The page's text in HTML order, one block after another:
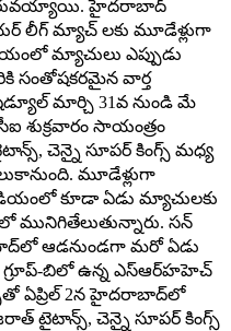
చేరువయ్యాయి. హైదరాబాద్
లీగ్ మ్యాచ్ లకు మూడేళ్లుగా
మ్యాచులు ఎప్పుడు
సంతోషకరమైన వార్త
మార్చి 31వ నుండి మే
శుక్రవారం సాయంత్రం
చెన్నై సూపర్​ కింగ్స్​ మధ్య
మూడేళ్లుగా
కూడా ఏడు మ్యాచులకు
మునిగితేలుతున్నారు. సన్​
ఆడనుండగా మరో ఏడు
గ్రూప్​-బిలో ఉన్న ఎస్​ఆర్​హహెచ్
ఏప్రిల్​ 2న హైదరాబాద్​లో
టైటాన్స్​, చెన్నై సూపర్​ కింగ్స్​